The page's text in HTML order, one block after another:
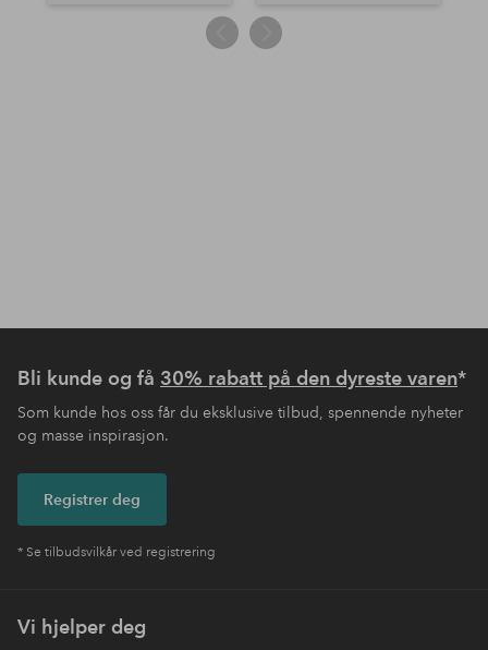
Bli kunde og få 30% rabatt på den dyreste varen*
Som kunde hos oss får du eksklusive tilbud, spennende nyheter
og masse inspirasjon.
Registrer deg
* Se tilbudsvilkår ved registrering
Vi hjelper deg